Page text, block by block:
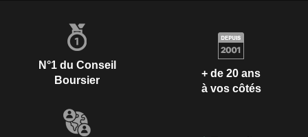
N°1 du Conseil
Boursier
+ de 20 ans
à vos côtés